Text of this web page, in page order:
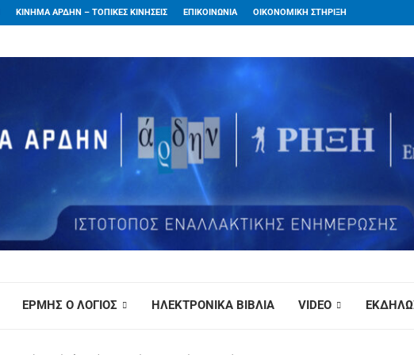
ΚΙΝΗΜΑ ΑΡΔΗΝ – ΤΟΠΙΚΕΣ ΚΙΝΗΣΕΙΣ ΕΠΙΚΟΙΝΩΝΙΑ ΟΙΚΟΝΟΜΙΚΗ ΣΤΗΡΙΞΗ
ΕΡΜΗΣ Ο ΛΟΓΙΟΣ ΗΛΕΚΤΡΟΝΙΚΑ ΒΙΒΛΙΑ VIDEO